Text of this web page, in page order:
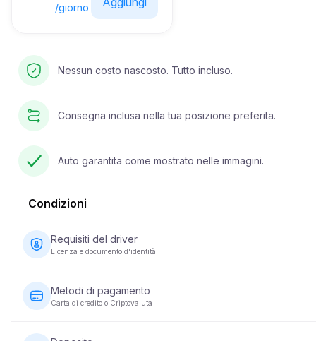
/giorno
Nessun costo nascosto. Tutto incluso.
Consegna inclusa nella tua posizione preferita.
Auto garantita come mostrato nelle immagini.
Condizioni
Requisiti del driver
Licenza e documento d'identità
patente di guida valida. È inoltre richiesto un documento di
(passaporto o carta d'identità nazionale). Alcuni veicoli
richiedere che il conducente abbia la patente da un minimo di
Metodi di pagamento
Carta di credito o Criptovaluta